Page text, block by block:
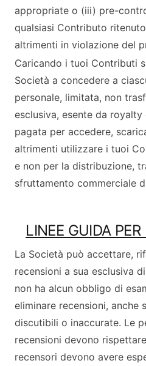
appropriate o (iii) pre-
qualsiasi Contributo
altrimenti in violazione del
Caricando i tuoi Contributi
Società a concedere a
personale, limitata, non
esclusiva, esente da
pagata per accedere,
altrimenti utilizzare i tuoi
e non per la distribuzione,
sfruttamento commerciale
LINEE GUIDA
La Società può accettare,
recensioni a sua esclusiva
non ha alcun obbligo di
eliminare recensioni, anche
discutibili o inaccurate. Le
recensioni devono
recensori devono avere